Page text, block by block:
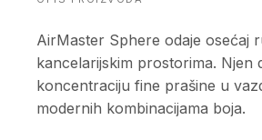
AirMaster Sphere odaje osećaj
kancelarijskim prostorima. Njen
koncentraciju fine prašine u
modernih kombinacijama boja.